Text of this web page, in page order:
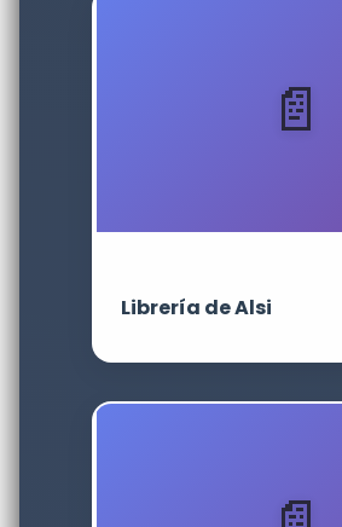
Librería de Alsi